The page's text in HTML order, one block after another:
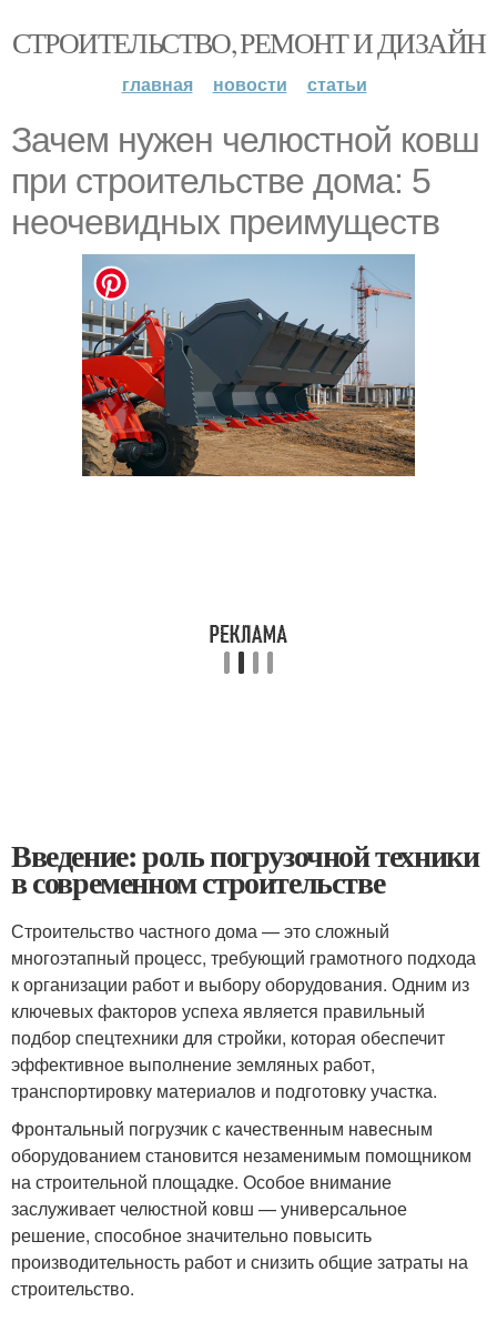
СТРОИТЕЛЬСТВО, РЕМОНТ И ДИЗАЙН
главная новости статьи
Зачем нужен челюстной ковш
при строительстве дома: 5
неочевидных преимуществ
Введение: роль погрузочной техники
в современном строительстве
Строительство частного дома — это сложный
многоэтапный процесс, требующий грамотного подхода
к организации работ и выбору оборудования. Одним из
ключевых факторов успеха является правильный
подбор спецтехники для стройки, которая обеспечит
эффективное выполнение земляных работ,
транспортировку материалов и подготовку участка.
Фронтальный погрузчик с качественным навесным
оборудованием становится незаменимым помощником
на строительной площадке. Особое внимание
заслуживает челюстной ковш — универсальное
решение, способное значительно повысить
производительность работ и снизить общие затраты на
строительство.